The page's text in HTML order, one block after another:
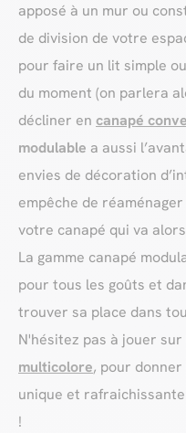
apposé à un mur ou
de division de votre
pour faire un lit simple
du moment (on parlera
décliner en canapé
modulable a aussi
envies de décoration
empêche de
votre canapé qui va
La gamme canapé
pour tous les goûts et
trouver sa place dans
N'hésitez pas à jouer
multicolore, pour
unique et
!